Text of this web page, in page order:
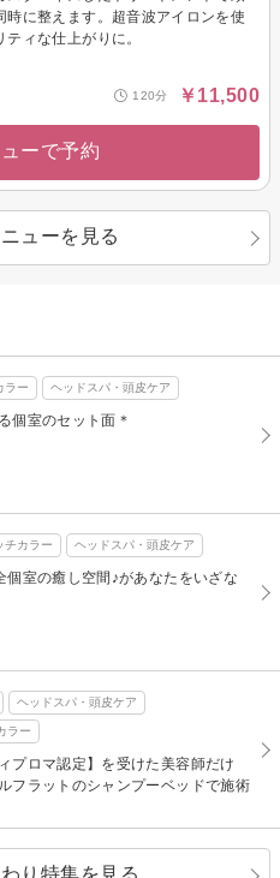
時に整えます。超音波アイロンを使
ィな仕上がりに。
120分 ￥11,500
ーで予約
ューを見る
ラー ヘッドスパ・頭皮ケア
個室のセット面＊
チカラー ヘッドスパ・頭皮ケア
個室の癒し空間♪があなたをいざな
ヘッドスパ・頭皮ケア
ラー
プロマ認定】を受けた美容師だけ
フラットのシャンプーベッドで施術
り特集を見る